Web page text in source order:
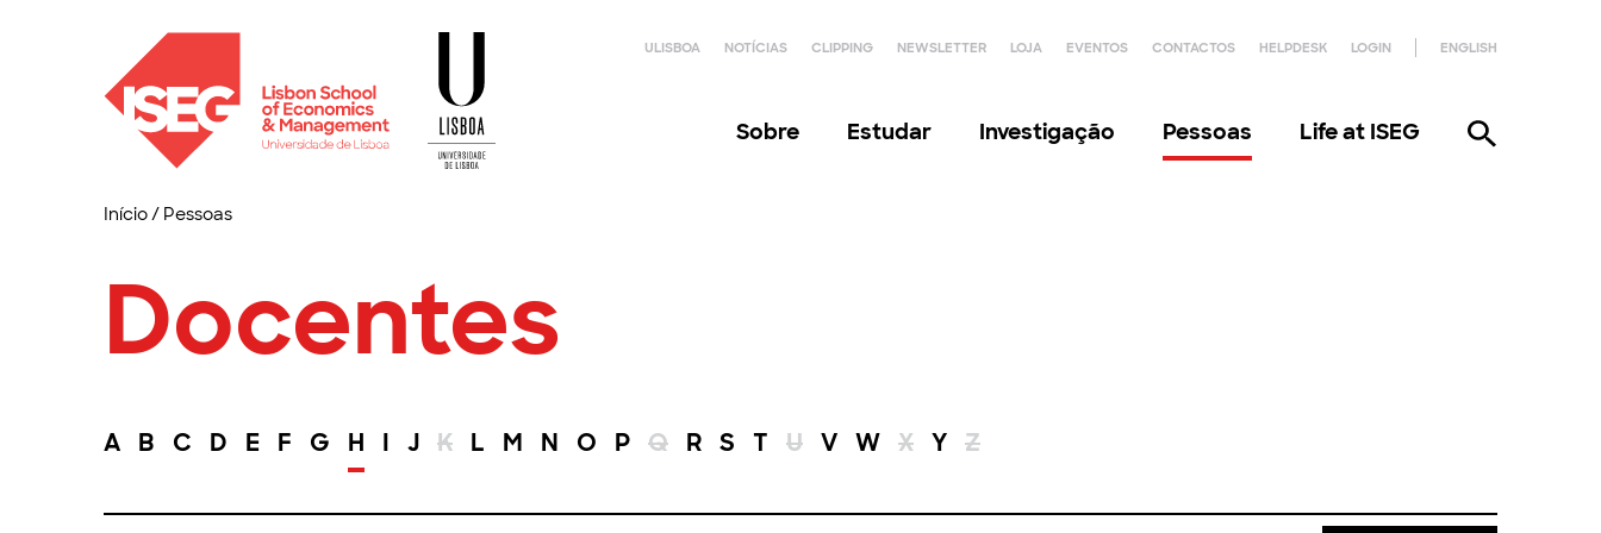
ULISBOA NOTÍCIAS CLIPPING NEWSLETTER LOJA EVENTOS CONTACTOS HELPDESK LOGIN ENGLISH
Sobre Estudar Investigação Pessoas Life at ISEG
Início/ Pessoas
Docentes
A B C D E F G H I J K L M N O P Q R S T U V W X Y Z